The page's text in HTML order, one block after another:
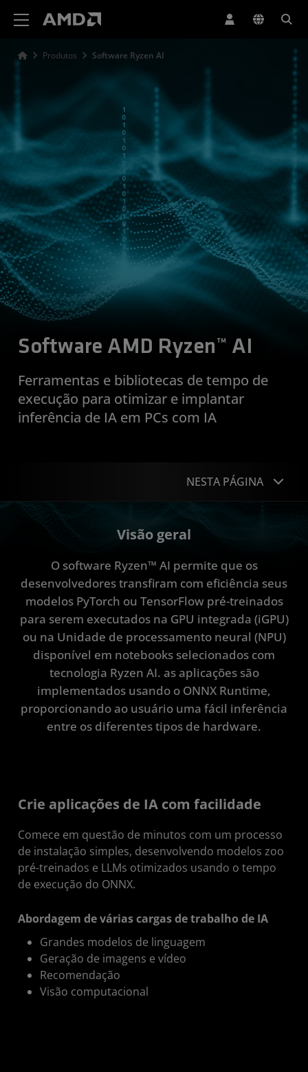
Produtos Software Ryzen AI
Software AMD Ryzen™ AI
Ferramentas e bibliotecas de tempo de
execução para otimizar e implantar
inferência de IA em PCs com IA
NESTA PÁGINA
PCs compatíveis
Recursos para desenvolvedores
Fique por dentro
Visão geral
O software Ryzen™ AI permite que os
desenvolvedores transfiram com eficiência seus
modelos PyTorch ou TensorFlow pré-treinados
para serem executados na GPU integrada (iGPU)
ou na Unidade de processamento neural (NPU)
disponível em notebooks selecionados com
tecnologia Ryzen AI. as aplicações são
implementados usando o ONNX Runtime,
proporcionando ao usuário uma fácil inferência
entre os diferentes tipos de hardware.
Crie aplicações de IA com facilidade
Comece em questão de minutos com um processo
de instalação simples, desenvolvendo modelos zoo
pré-treinados e LLMs otimizados usando o tempo
de execução do ONNX.
Abordagem de várias cargas de trabalho de IA
Grandes modelos de linguagem
Geração de imagens e vídeo
Recomendação
Visão computacional